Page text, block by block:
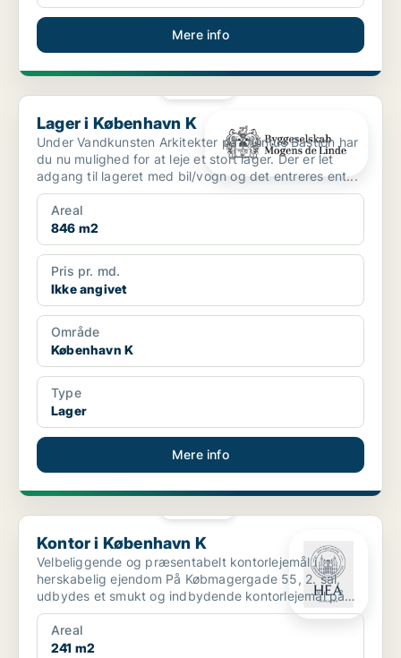
Mere info
Lager i København K
Lager i København K
Under Vandkunsten Arkitekter på Quintus Bastion har
du nu mulighed for at leje et stort lager. Der er let
adgang til lageret med bil/vogn og det entreres ent...
Areal
846 m2
Pris pr. md.
Ikke angivet
Område
København K
Type
Lager
Mere info
Kontor i København K
Kontor i København K
Velbeliggende og præsentabelt kontorlejemål i
herskabelig ejendom På Købmagergade 55, 2. sal,
udbydes et smukt og indbydende kontorlejemål på
241 m² i en k...
Areal
241 m2